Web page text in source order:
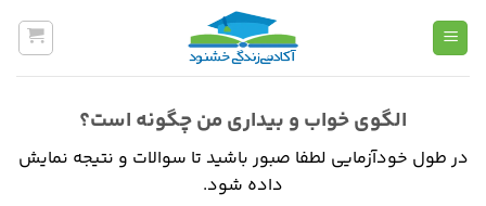
الگوی خواب و بیداری من چگونه است؟
در طول خودآزمایی لطفا صبور باشید تا سوالات و نتیجه نمایش
داده شود.